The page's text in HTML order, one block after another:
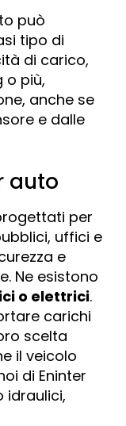
può
tipo di
di carico,
o più,
anche se
e dalle
auto
per
uffici e
e
Ne esistono
o elettrici.
carichi
scelta
il veicolo
di Eninter
idraulici,